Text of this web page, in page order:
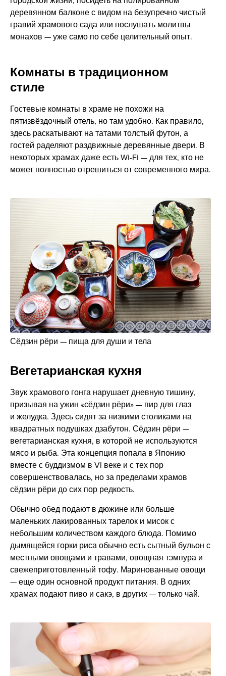
деревянном балконе с видом на безупречно чистый
гравий храмового сада или послушать молитвы
монахов — уже само по себе целительный опыт.
Комнаты в традиционном
стиле
Гостевые комнаты в храме не похожи на
пятизвёздочный отель, но там удобно. Как правило,
здесь раскатывают на татами толстый футон, а
гостей раделяют раздвижные деревянные двери. В
некоторых храмах даже есть Wi-Fi — для тех, кто не
может полностью отрешиться от современного мира.
Сёдзин рёри — пища для души и тела
Вегетарианская кухня
Звук храмового гонга нарушает дневную тишину,
призывая на ужин «сёдзин рёри» — пир для глаз
и желудка. Здесь сидят за низкими столиками на
квадратных подушках дзабутон. Сёдзин рёри —
вегетарианская кухня, в которой не используются
мясо и рыба. Эта концепция попала в Японию
вместе с буддизмом в VI веке и с тех пор
совершенствовалась, но за пределами храмов
сёдзин рёри до сих пор редкость.
Обычно обед подают в дюжине или больше
маленьких лакированных тарелок и мисок с
небольшим количеством каждого блюда. Помимо
дымящейся горки риса обычно есть сытный бульон с
местными овощами и травами, овощная тэмпура и
свежеприготовленный тофу. Маринованные овощи
— еще один основной продукт питания. В одних
храмах подают пиво и сакэ, в других — только чай.